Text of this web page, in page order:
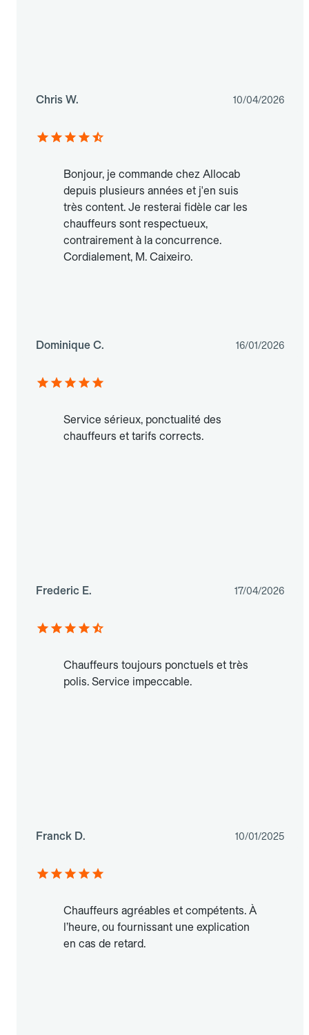
Chris W. 10/04/2026
Bonjour, je commande chez Allocab
depuis plusieurs années et j'en suis
très content. Je resterai fidèle car les
chauffeurs sont respectueux,
contrairement à la concurrence.
Cordialement, M. Caixeiro.
Dominique C. 16/01/2026
Service sérieux, ponctualité des
chauffeurs et tarifs corrects.
Frederic E. 17/04/2026
Chauffeurs toujours ponctuels et très
polis. Service impeccable.
Franck D. 10/01/2025
Chauffeurs agréables et compétents. À
l’heure, ou fournissant une explication
en cas de retard.